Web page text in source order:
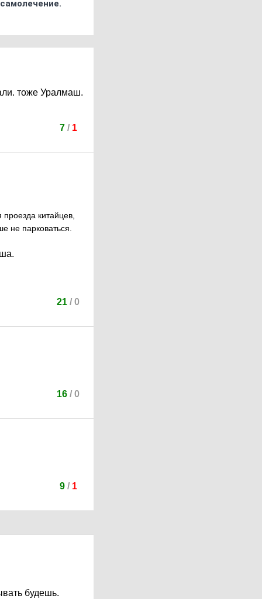
тоже Уралмаш.
7/ 1
китайцев,
не парковаться.
21 / 0
16 / 0
9/ 1
будешь.